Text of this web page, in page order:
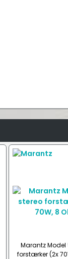
Marantz Model
forstærker (2x